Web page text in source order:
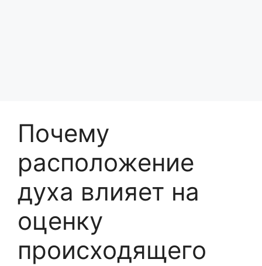
Почему
расположение
духа влияет на
оценку
происходящего